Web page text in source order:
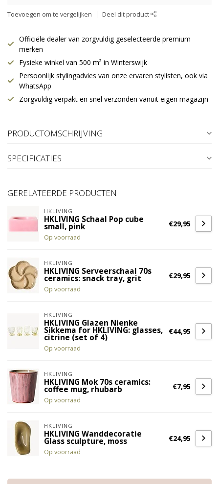
Toevoegen om te vergelijken Deel dit product
Officiële dealer van zorgvuldig geselecteerde premium
merken
Fysieke winkel van 500 m² in Winterswijk
Persoonlijk stylingadvies van onze ervaren stylisten, ook via
WhatsApp
Zorgvuldig verpakt en snel verzonden vanuit eigen magazijn
PRODUCTOMSCHRIJVING
SPECIFICATIES
GERELATEERDE PRODUCTEN
HKLIVING
HKLIVING Schaal Pop cube
small, pink
Op voorraad
€29,95
HKLIVING
HKLIVING Serveerschaal 70s
ceramics: snack tray, grit
Op voorraad
€29,95
HKLIVING
HKLIVING Glazen Nienke
Sikkema for HKLIVING: glasses,
citrine (set of 4)
Op voorraad
€44,95
HKLIVING
HKLIVING Mok 70s ceramics:
coffee mug, rhubarb
Op voorraad
€7,95
HKLIVING
HKLIVING Wanddecoratie
Glass sculpture, moss
Op voorraad
€24,95